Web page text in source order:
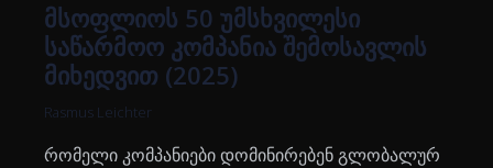
მსოფლიოს 50 უმსხვილესი
საწარმოო კომპანია შემოსავლის
მიხედვით (2025)
Rasmus Leichter
რომელი კომპანიები დომინირებენ გლობალურ